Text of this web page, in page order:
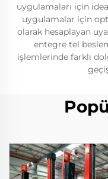
uygulamaları için
uygulamalar için
olarak hesaplayan
entegre tel
işlemlerinde farklı